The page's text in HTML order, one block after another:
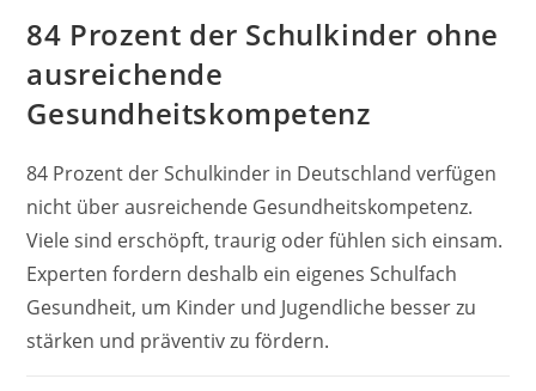
84 Prozent der Schulkinder ohne
ausreichende
Gesundheitskompetenz
84 Prozent der Schulkinder in Deutschland verfügen
nicht über ausreichende Gesundheitskompetenz.
Viele sind erschöpft, traurig oder fühlen sich einsam.
Experten fordern deshalb ein eigenes Schulfach
Gesundheit, um Kinder und Jugendliche besser zu
stärken und präventiv zu fördern.